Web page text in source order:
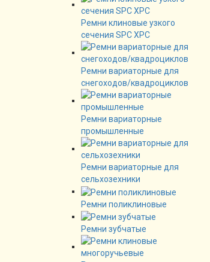
Ремни клиновые узкого
сечения SPC XPC
Ремни вариаторные для
снегоходов/квадроциклов
Ремни вариаторные
промышленные
Ремни вариаторные для
сельхозехники
Ремни поликлиновые
Ремни зубчатые